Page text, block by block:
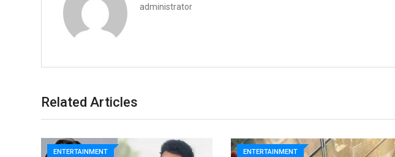
administrator
Related Articles
ENTERTAINMENT ENTERTAINMENT